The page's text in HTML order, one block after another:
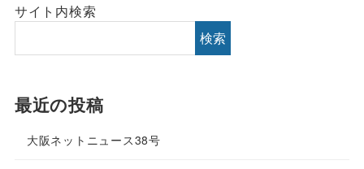
サイト内検索
検索
最近の投稿
大阪ネットニュース38号